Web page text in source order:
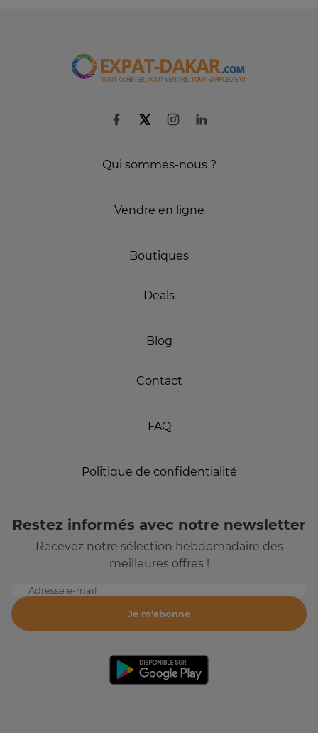
Qui sommes-nous ?
Vendre en ligne
Boutiques
Deals
Blog
Contact
FAQ
Politique de confidentialité
Restez informés avec notre newsletter
Recevez notre sélection hebdomadaire des
meilleures offres !
Adresse e-mail
Je m'abonne